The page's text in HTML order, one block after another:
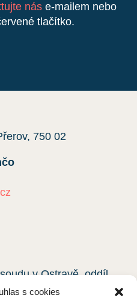
s cookies
nás e-mailem nebo
tlačítko.
750 02
v Ostravě, oddíl